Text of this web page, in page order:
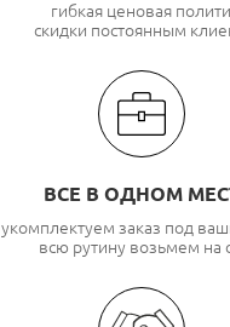
гибкая ценовая
скидки постоянным
ВСЕ В ОДНОМ
укомплектуем заказ под
всю рутину возьмем на